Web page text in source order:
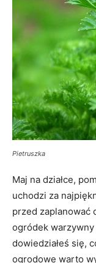
Pietruszka
Maj na działce,
uchodzi za
przed zaplanować
ogródek
dowiedziałeś się,
ogrodowe warto